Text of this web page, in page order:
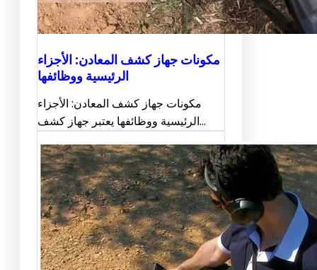
مكونات جهاز كشف المعادن: الأجزاء
الرئيسية ووظائفها
مكونات جهاز كشف المعادن: الأجزاء
الرئيسية ووظائفها يعتبر جهاز كشف…